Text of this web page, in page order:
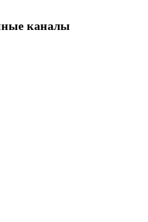
каналы